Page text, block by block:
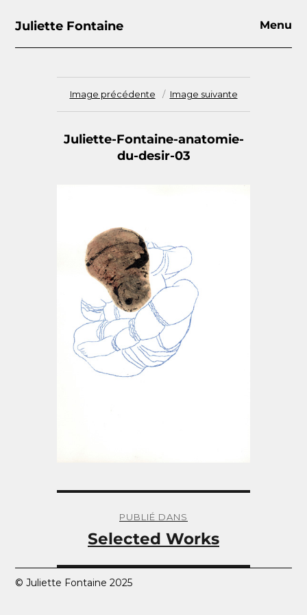
Juliette Fontaine Menu
Image précédente Image suivante
Juliette-Fontaine-anatomie-
du-desir-03
l’article
PUBLIÉ DANS
Selected Works
© Juliette Fontaine 2025